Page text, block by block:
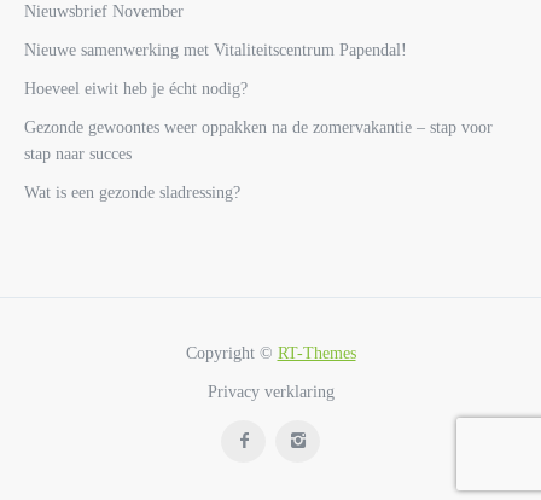
Nieuwsbrief November
Nieuwe samenwerking met Vitaliteitscentrum Papendal!
Hoeveel eiwit heb je écht nodig?
Gezonde gewoontes weer oppakken na de zomervakantie – stap voor
stap naar succes
Wat is een gezonde sladressing?
Copyright © RT-Themes
Privacy verklaring